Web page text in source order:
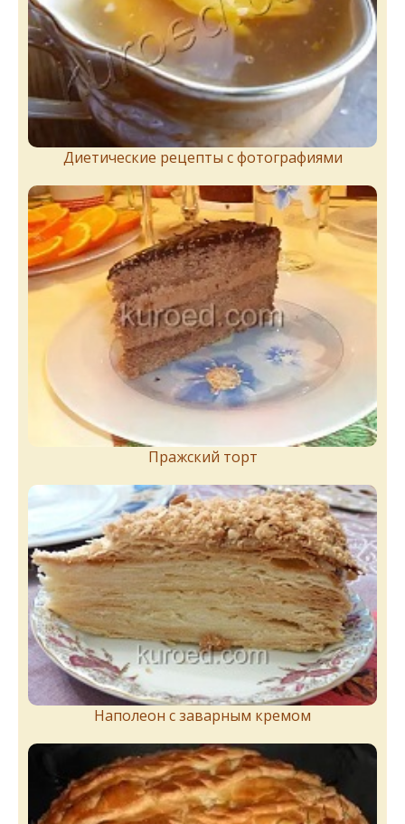
Диетические рецепты с фотографиями
Пражский торт
Наполеон с заварным кремом